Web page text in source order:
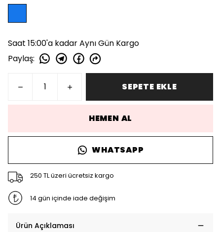
Saat 15:00'a kadar Aynı Gün Kargo
Paylaş:
SEPETE EKLE
HEMEN AL
WHATSAPP
250 TL üzeri ücretsiz kargo
14 gün içinde iade değişim
Ürün Açıklaması